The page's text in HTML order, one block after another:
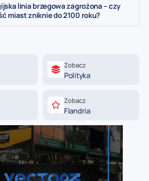
linia brzegowa zagrożona – czy
miast zniknie do 2100 roku?
Zobacz
Polityka
Zobacz
Flandria